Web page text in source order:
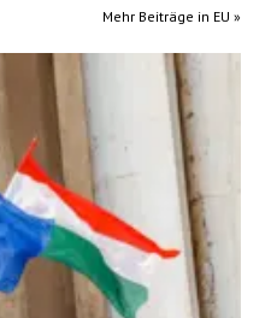
Mehr Beiträge in EU »